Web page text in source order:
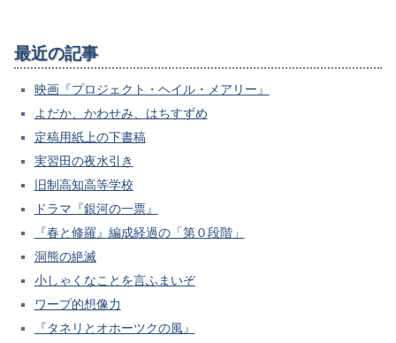
最近の記事
映画『プロジェクト・ヘイル・メアリー』
よだか、かわせみ、はちすずめ
定稿用紙上の下書稿
実習田の夜水引き
旧制高知高等学校
ドラマ『銀河の一票』
『春と修羅』編成経過の「第０段階」
洞熊の絶滅
小しゃくなことを言ふまいぞ
ワープ的想像力
『タネリとオホーツクの風』